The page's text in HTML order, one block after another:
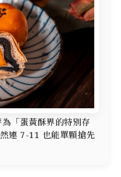
「蛋黃酥界的特別存
連 7-11 也能單顆搶先